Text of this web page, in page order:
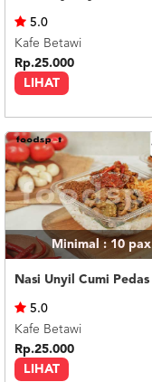
BLOG
TERMS
CALL
CENTER
021
5091
3494
LOGIN
DAFTAR
LIHAT
5.0
Kafe Betawi
Rp.25.000
Minimal : 10 pax
Nasi Unyil Cumi Pedas
LIHAT
5.0
Kafe Betawi
Rp.25.000